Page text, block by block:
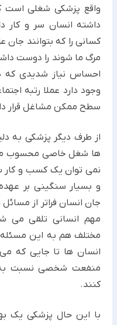
واقع پزشکی شغلی است
داشته انسان سر و کار
کسانی را که بتوانند جان
مرگ ما شوند را دوست
احساس نیاز شدیدی که
وجود دارد عملا رتبه
سطح ممکن مشاغل قرار
از طرف دیگر پزشکی به
ها شغل خاصی محسوب می
نمی توان یک کسب و کار
و بسیار سنگینی بر
جان انسان فراتر از
مهم انسانی تلقی می
مختلف هم به این
انسان ها تا جایی که
منفعت شخصی نسبت به
کنند.
با این حال پزشکی یک